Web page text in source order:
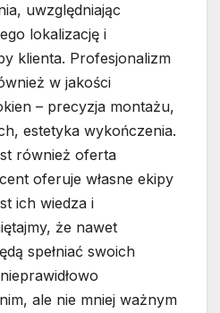
uwzględniając
lokalizację i
klienta. Profesjonalizm
w jakości
– precyzja montażu,
estetyka wykończenia.
również oferta
oferuje własne ekipy
ich wiedza i
że nawet
spełniać swoich
ale nie mniej ważnym